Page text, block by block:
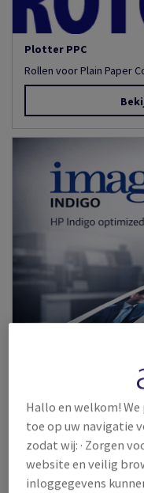
Plotter PPC
Rollen voor Plain Paper
Image Indigo
Hallo en welkom!
toe op uw navigatie
zodat wij: · Zorgen
website en veilig
inloggegevens